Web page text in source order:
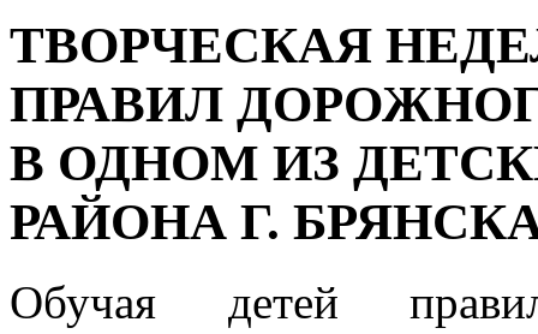
ТВОРЧЕСКАЯ
ПРАВИЛ
В ОДНОМ ИЗ
РАЙОНА Г.
Обучая детей